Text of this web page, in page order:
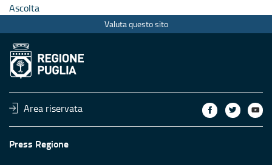
Ascolta
Valuta questo sito
Area riservata
Press Regione